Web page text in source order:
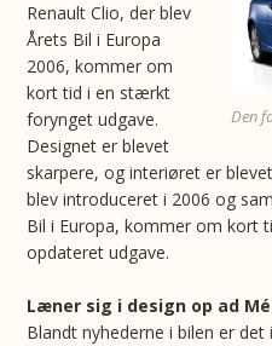
Den
Renault Clio, der blev
Årets Bil i Europa
2006, kommer om
kort tid i en stærkt
forynget udgave.
Designet er blevet
skarpere, og interiøret er
blev introduceret i 2006 og
Bil i Europa, kommer om kort
opdateret udgave.
Læner sig i design op ad
Blandt nyhederne i bilen er